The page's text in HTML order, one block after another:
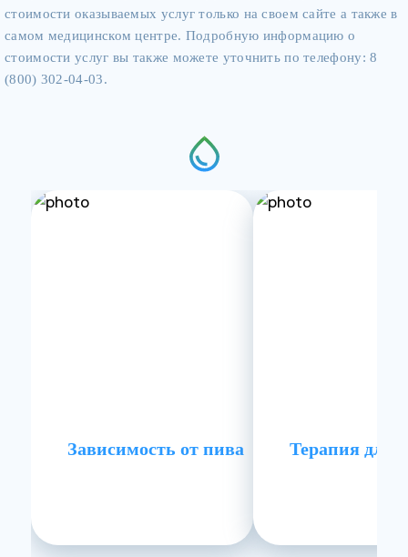
стоимости оказываемых услуг только на своем сайте а также в
самом медицинском центре. Подробную информацию о
стоимости услуг вы также можете уточнить по телефону: 8
(800) 302-04-03.
Зависимость от пива Терапия для